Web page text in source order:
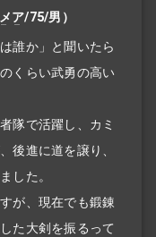
ア/75/男）
誰か」と聞いたら
くらい武勇の高い
隊で活躍し、カミ
後進に道を譲り、
した。
が、現在でも鍛錬
た大剣を振るって